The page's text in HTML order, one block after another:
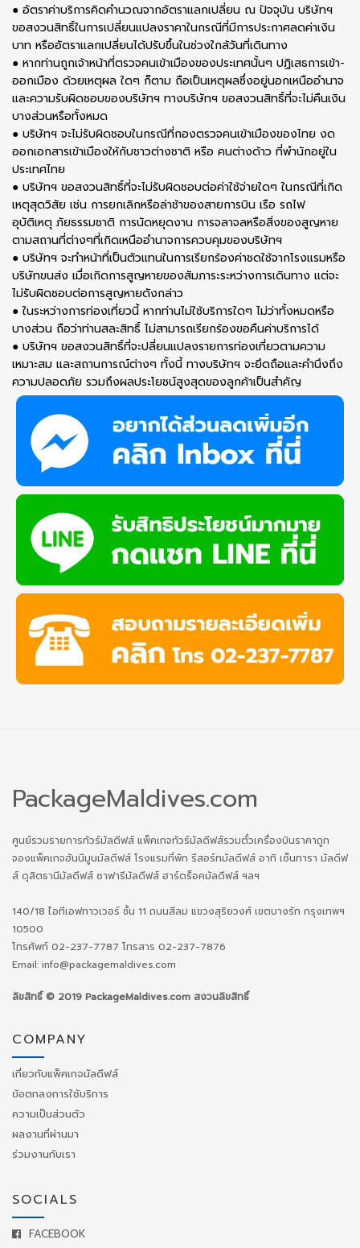
● อัตราค่าบริการคิดคำนวณจากอัตราแลกเปลี่ยน ณ ปัจจุบัน บริษัทฯ
ขอสงวนสิทธิ์ในการเปลี่ยนแปลงราคาในกรณีที่มีการประกาศลดค่าเงิน
บาท หรืออัตราแลกเปลี่ยนได้ปรับขึ้นในช่วงใกล้วันที่เดินทาง
● หากท่านถูกเจ้าหน้าที่ตรวจคนเข้าเมืองของประเทศนั้นๆ ปฏิเสธการเข้า-
ออกเมือง ด้วยเหตุผล ใดๆ ก็ตาม ถือเป็นเหตุผลซึ่งอยู่นอกเหนืออำนาจ
และความรับผิดชอบของบริษัทฯ ทางบริษัทฯ ขอสงวนสิทธิ์ที่จะไม่คืนเงิน
บางส่วนหรือทั้งหมด
● บริษัทฯ จะไม่รับผิดชอบในกรณีที่กองตรวจคนเข้าเมืองของไทย งด
ออกเอกสารเข้าเมืองให้กับชาวต่างชาติ หรือ คนต่างด้าว ที่พำนักอยู่ใน
ประเทศไทย
● บริษัทฯ ขอสงวนสิทธิ์ที่จะไม่รับผิดชอบต่อค่าใช้จ่ายใดๆ ในกรณีที่เกิด
เหตุสุดวิสัย เช่น การยกเลิกหรือล่าช้าของสายการบิน เรือ รถไฟ
อุบัติเหตุ ภัยธรรมชาติ การนัดหยุดงาน การจลาจลหรือสิ่งของสูญหาย
ตามสถานที่ต่างๆที่เกิดเหนืออำนาจการควบคุมของบริษัทฯ
● บริษัทฯ จะทำหน้าที่เป็นตัวแทนในการเรียกร้องค่าชดใช้จากโรงเเรมหรือ
บริษัทขนส่ง เมื่อเกิดการสูญหายของสัมภาระระหว่างการเดินทาง แต่จะ
ไม่รับผิดชอบต่อการสูญหายดังกล่าว
● ในระหว่างการท่องเที่ยวนี้ หากท่านไม่ใช้บริการใดๆ ไม่ว่าทั้งหมดหรือ
บางส่วน ถือว่าท่านสละสิทธิ์ ไม่สามารถเรียกร้องขอคืนค่าบริการได้
● บริษัทฯ ขอสงวนสิทธิ์ที่จะปลี่ยนแปลงรายการท่องเที่ยวตามความ
เหมาะสม และสถานการณ์ต่างๆ ทั้งนี้ ทางบริษัทฯ จะยึดถือและคำนึงถึง
ความปลอดภัย รวมถึงผลประโยชน์สูงสุดของลูกค้าเป็นสำคัญ
PackageMaldives.com
ศูนย์รวมรายการทัวร์มัลดีฟส์ แพ็คเกจทัวร์มัลดีฟส์รวมตั๋วเครื่องบินราคาถูก
จองแพ็คเกจฮันนีมูนมัลดีฟส์ โรงแรมที่พัก รีสอร์ทมัลดีฟส์ อาทิ เซ็นทารา มัลดีฟ
ส์ ดุสิตธานีมัลดีฟส์ ซาฟารีมัลดีฟส์ ฮาร์ดร็อคมัลดีฟส์ ฯลฯ
140/18 ไอทีเอฟทาวเวอร์ ชั้น 11 ถนนสีลม แขวงสุริยวงศ์ เขตบางรัก กรุงเทพฯ
10500
โทรศัพท์ 02-237-7787 โทรสาร 02-237-7876
Email: info@packagemaldives.com
ลิขสิทธิ์ © 2019 PackageMaldives.com สงวนลิขสิทธิ์
COMPANY
เกี่ยวกับแพ็คเกจมัลดีฟส์
ข้อตกลงการใช้บริการ
ความเป็นส่วนตัว
ผลงานที่ผ่านมา
ร่วมงานกับเรา
SOCIALS
FACEBOOK